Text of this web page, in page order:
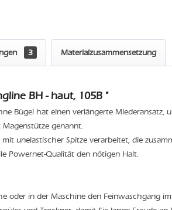
3 Materialzusammensetzung
BH - haut, 105B "
Bügel hat einen verlängerte Miederansatz,
genannt.
unelastischer Spitze verarbeitet, die
Powernet-Qualität den nötigen Halt.
oder in der Maschine den Feinwaschgang